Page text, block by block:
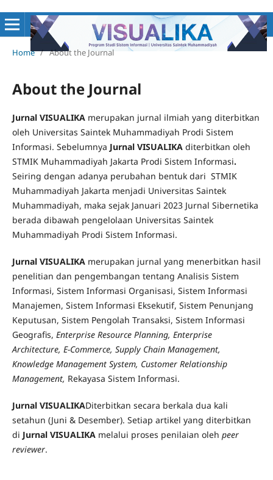
Home / About the Journal
About the Journal
Jurnal VISUALIKA merupakan jurnal ilmiah yang diterbitkan
oleh Universitas Saintek Muhammadiyah Prodi Sistem
Informasi. Sebelumnya Jurnal VISUALIKAditerbitkan oleh
STMIK Muhammadiyah Jakarta Prodi Sistem Informasi.
Seiring dengan adanya perubahan bentuk dari STMIK
Muhammadiyah Jakarta menjadi Universitas Saintek
Muhammadiyah, maka sejak Januari 2023 Jurnal Sibernetika
berada dibawah pengelolaan Universitas Saintek
Muhammadiyah Prodi Sistem Informasi.
Jurnal VISUALIKA merupakan jurnal yang menerbitkan hasil
penelitian dan pengembangan tentang Analisis Sistem
Informasi, Sistem Informasi Organisasi, Sistem Informasi
Manajemen, Sistem Informasi Eksekutif, Sistem Penunjang
Keputusan, Sistem Pengolah Transaksi, Sistem Informasi
Geografis, Enterprise Resource Planning, Enterprise
Architecture, E-Commerce, Supply Chain Management,
Knowledge Management System, Customer Relationship
Management, Rekayasa Sistem Informasi.
Jurnal VISUALIKADiterbitkan secara berkala dua kali
setahun (Juni & Desember). Setiap artikel yang diterbitkan
di Jurnal VISUALIKA melalui proses penilaian oleh peer
reviewer.